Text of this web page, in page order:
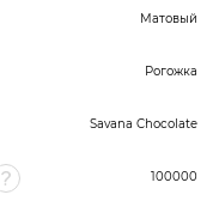
Матовый
Рогожка
Savana Chocolate
100000